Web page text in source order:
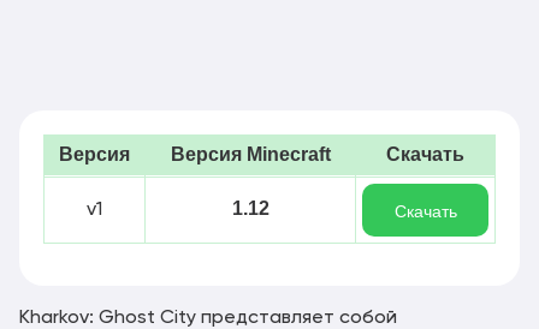
Версия Версия Minecraft Скачать
v1 1.12 Скачать
Kharkov: Ghost City представляет собой